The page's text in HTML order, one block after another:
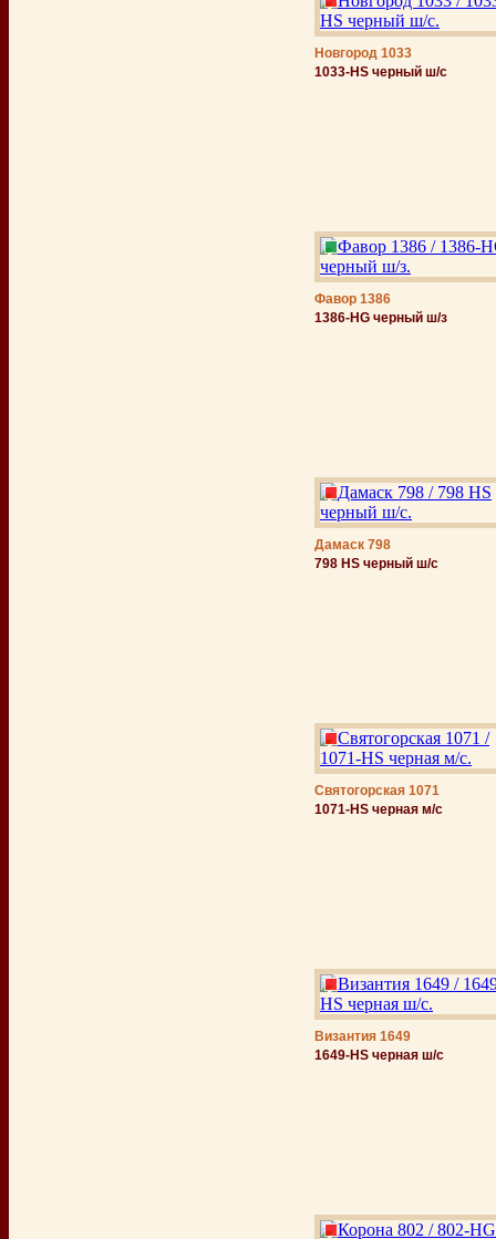
Новгород 1033
1033-НS черный ш/с
Фавор 1386
1386-HG черный ш/з
Дамаск 798
798 HS черный ш/с
Святогорская 1071
1071-HS черная м/с
Византия 1649
1649-НS черная ш/с